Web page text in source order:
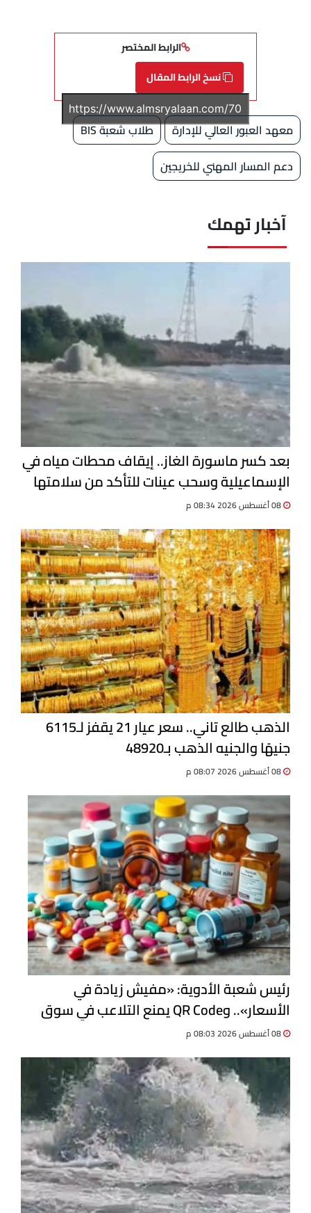
الرابط المختصر
نسخ الرابط المقال
معهد العبور العالي للإدارة
طلاب شعبة BIS
دعم المسار المهني للخريجين
آخبار تهمك
بعد كسر ماسورة الغاز.. إيقاف محطات مياه في
الإسماعيلية وسحب عينات للتأكد من سلامتها
الذهب طالع تاني.. سعر عيار 21 يقفز لـ6115
جنيهًا والجنيه الذهب بـ48920
رئيس شعبة الأدوية: «مفيش زيادة في
الأسعار».. وQR Code يمنع التلاعب في سوق
الدواء